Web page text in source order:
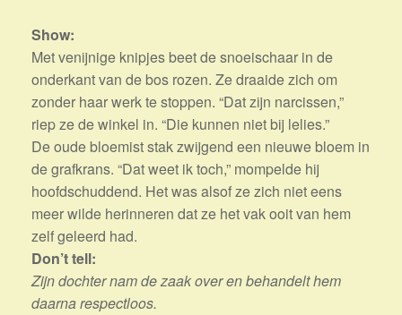
Show:
Met venijnige knipjes beet de snoeischaar in de
onderkant van de bos rozen. Ze draaide zich om
zonder haar werk te stoppen. “Dat zijn narcissen,”
riep ze de winkel in. “Die kunnen niet bij lelies.”
De oude bloemist stak zwijgend een nieuwe bloem in
de grafkrans. “Dat weet ik toch,” mompelde hij
hoofdschuddend. Het was alsof ze zich niet eens
meer wilde herinneren dat ze het vak ooit van hem
zelf geleerd had.
Don’t tell:
Zijn dochter nam de zaak over en behandelt hem
daarna respectloos.